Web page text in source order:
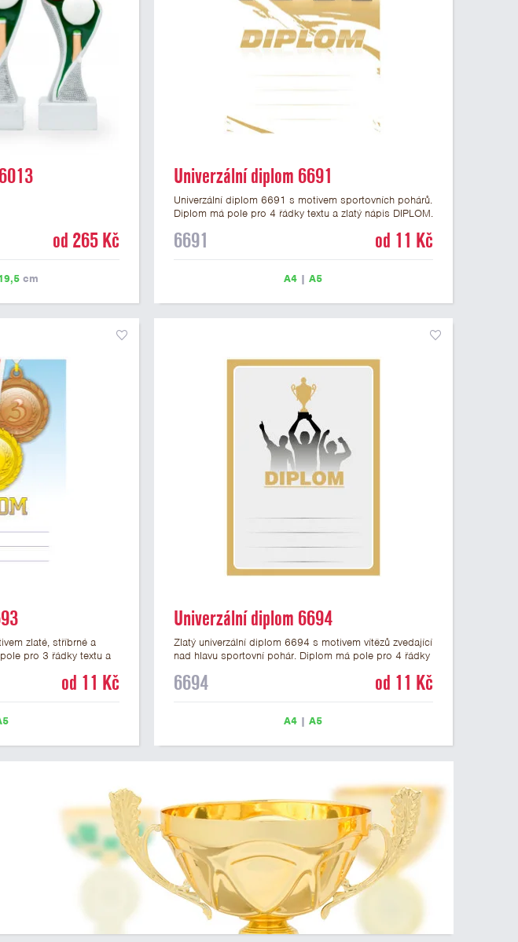
od 265 Kč
cm
Univerzální diplom 6691
Univerzální diplom 6691 s motivem sportovních pohárů.
Diplom má pole pro 4 řádky textu a zlatý nápis DIPLOM.
Tento univerzální diplom je vhodný pro většinu událostí,
pohárů má gramáž 250 g/m2.
6691 od 11 Kč
A4 |A5
zlaté, stříbrné a
pro 3 řádky textu a
diplom je vhodný
gramáž 250 g/m2.
od 11 Kč
Univerzální diplom 6694
Zlatý univerzální diplom 6694 s motivem vítězů zvedající
nad hlavu sportovní pohár. Diplom má pole pro 4 řádky
máme ve formátu A4 a A5. Tento univerzální diplom je
diplom s univerzálním motivem vítězů s pohárem má
6694 od 11 Kč
A4 |A5